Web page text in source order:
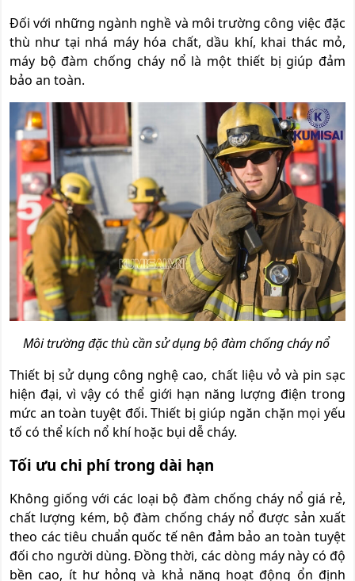
Đối với những ngành nghề và môi trường công việc đặc
thù như tại nhá máy hóa chất, dầu khí, khai thác mỏ,
máy bộ đàm chống cháy nổ là một thiết bị giúp đảm
bảo an toàn.
Môi trường đặc thù cần sử dụng bộ đàm chống cháy nổ
Thiết bị sử dụng công nghệ cao, chất liệu vỏ và pin sạc
hiện đại, vì vậy có thể giới hạn năng lượng điện trong
mức an toàn tuyệt đối. Thiết bị giúp ngăn chặn mọi yếu
tố có thể kích nổ khí hoặc bụi dễ cháy.
Tối ưu chi phí trong dài hạn
Không giống với các loại bộ đàm chống cháy nổ giá rẻ,
chất lượng kém, bộ đàm chống cháy nổ được sản xuất
theo các tiêu chuẩn quốc tế nên đảm bảo an toàn tuyệt
đối cho người dùng. Đồng thời, các dòng máy này có độ
bền cao, ít hư hỏng và khả năng hoạt động ổn định